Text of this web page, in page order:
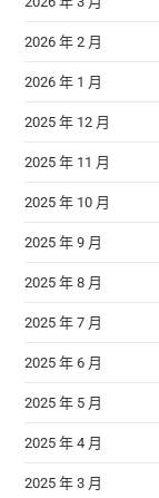
2026 年 2 月
2026 年 1 月
2025 年 12 月
2025 年 11 月
2025 年 10 月
2025 年 9 月
2025 年 8 月
2025 年 7 月
2025 年 6 月
2025 年 5 月
2025 年 4 月
2025 年 3 月